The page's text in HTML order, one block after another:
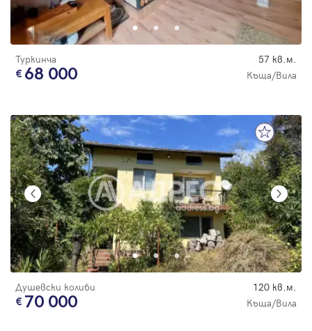
Туркинча 57 кв.м.
68 000 Къща/Вила
Душевски колиби 120 кв.м.
70 000 Къща/Вила